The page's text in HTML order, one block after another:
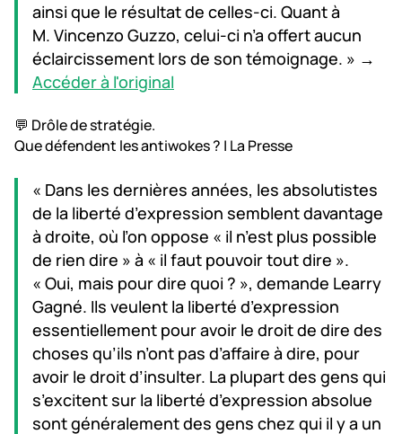
ainsi que le résultat de celles-ci. Quant à
M. Vincenzo Guzzo, celui-ci n’a offert aucun
éclaircissement lors de son témoignage. » →
Accéder à l'original
💬 Drôle de stratégie.
Que défendent les antiwokes ? | La Presse
« Dans les dernières années, les absolutistes
de la liberté d’expression semblent davantage
à droite, où l’on oppose « il n’est plus possible
de rien dire » à « il faut pouvoir tout dire ».
« Oui, mais pour dire quoi ? », demande Learry
Gagné. Ils veulent la liberté d’expression
essentiellement pour avoir le droit de dire des
choses qu’ils n’ont pas d’affaire à dire, pour
avoir le droit d’insulter. La plupart des gens qui
s’excitent sur la liberté d’expression absolue
sont généralement des gens chez qui il y a un